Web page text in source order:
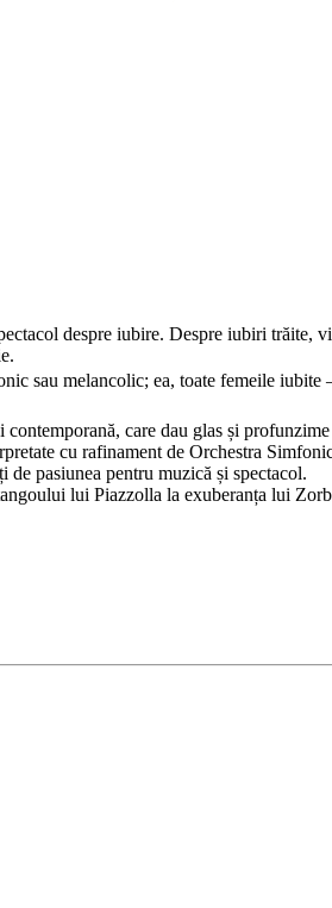
despre iubire. Despre iubiri trăite,
sau melancolic; ea, toate femeile
care dau glas și
cu rafinament de Orchestra
pasiunea pentru muzică și spectacol.
lui Piazzolla la exuberanța lui